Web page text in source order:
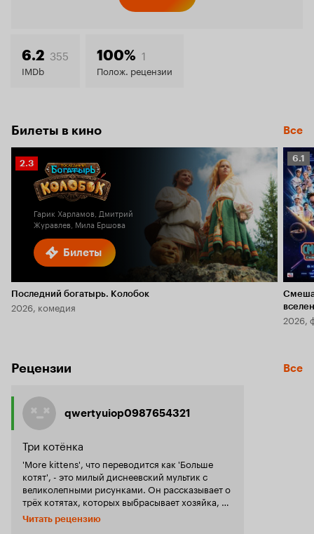
6.7
6.2 355
IMDb
100% 1
Полож. рецензии
Билеты в кино Все
Билеты
Рейтинг
Кинопоиска
2.3
Гарик Харламов, Дмитрий
Журавлев, Мила Ершова
Последний богатырь. Колобок
2026, комедия
6.1
6.1
2026,
Рецензии Все
qwertyuiop0987654321
Три котёнка
'More kittens', что переводится как 'Больше
котят', - это милый диснеевский мультик с
великолепными рисунками. Он рассказывает о
трёх котятах, которых выбрасывает хозяйка, и
которые познают мир. Они сталкиваются с
собакой, черепахой и другими обитателями
Читать рецензию